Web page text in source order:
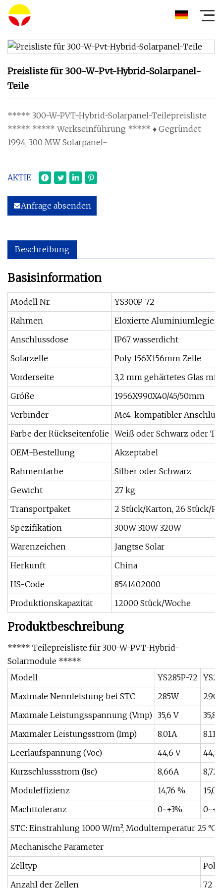
Preisliste für 300-W-Pvt-Hybrid-Solarpanel-
Teile
***** 300-W-PVT-Hybrid-Solarpanel-Teilepreisliste
***** ***** Werkseinführung ***** ♦ Gegründet
1994, 300 MW Solarpanel-
AKTIE
Anfrage absenden
Beschreibung
Basisinformation
Modell Nr.
YS300P-72
Rahmen
Eloxierte
Anschlussdose
IP67 wasserdicht
Solarzelle
Poly 156X156mm Zelle
Vorderseite
3,2 mm gehärtetes Glas
Größe
1956X990X40/45/50mm
Verbinder
Mc4-kompatibler
Farbe der Rückseitenfolie Weiß oder Schwarz oder
OEM-Bestellung
Akzeptabel
Rahmenfarbe
Silber oder Schwarz
Gewicht
27 kg
Transportpaket
2 Stück/Karton, 26 Stück/
Spezifikation
300W 310W 320W
Warenzeichen
Jangtse Solar
Herkunft
China
HS-Code
8541402000
Produktionskapazität
12000 Stück/Woche
Produktbeschreibung
***** Teilepreisliste für 300-W-PVT-Hybrid-
Solarmodule *****
Modell
YS285P-72
Maximale Nennleistung bei STC
285W
Maximale Leistungsspannung (Vmp) 35,6 V
35,8
Maximaler Leistungsstrom (Imp)
8.01A
8.11A
Leerlaufspannung (Voc)
44,6 V
44,8
Kurzschlussstrom (Isc)
8,66A
Moduleffizienz
14,76 %
Machttoleranz
0~+3%
STC: Einstrahlung 1000 W/m², Modultemperatur 25 °C,
Mechanische Parameter
Zelltyp
Anzahl der Zellen
72